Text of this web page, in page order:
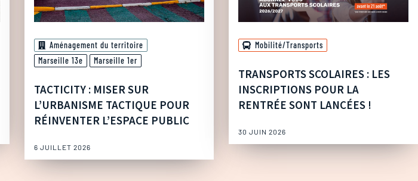
Aménagement du territoire
Marseille 13e
Marseille 1er
TACTICITY : MISER SUR
L’URBANISME TACTIQUE POUR
RÉINVENTER L’ESPACE PUBLIC
6 JUILLET 2026
Mobilité/Transports
TRANSPORTS SCOLAIRES : LES
INSCRIPTIONS POUR LA
RENTRÉE SONT LANCÉES !
30 JUIN 2026